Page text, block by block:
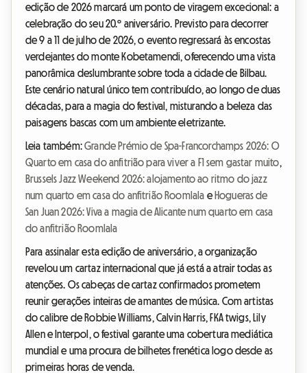
edição de 2026 marcará um ponto de viragem excecional: a
celebração do seu 20.º aniversário. Previsto para decorrer
de 9 a 11 de julho de 2026, o evento regressará às encostas
verdejantes do monte Kobetamendi, oferecendo uma vista
panorâmica deslumbrante sobre toda a cidade de Bilbau.
Este cenário natural único tem contribuído, ao longo de duas
décadas, para a magia do festival, misturando a beleza das
paisagens bascas com um ambiente eletrizante.
Leia também:Grande Prémio de Spa-Francorchamps 2026: O
Quarto em casa do anfitrião para viver a F1 sem gastar muito,
Brussels Jazz Weekend 2026: alojamento ao ritmo do jazz
num quarto em casa do anfitrião Roomlala e Hogueras de
San Juan 2026: Viva a magia de Alicante num quarto em casa
do anfitrião Roomlala
Para assinalar esta edição de aniversário, a organização
revelou um cartaz internacional que já está a atrair todas as
atenções. Os cabeças de cartaz confirmados prometem
reunir gerações inteiras de amantes de música. Com artistas
do calibre de Robbie Williams, Calvin Harris, FKA twigs, Lily
Allen e Interpol, o festival garante uma cobertura mediática
mundial e uma procura de bilhetes frenética logo desde as
primeiras horas de venda.